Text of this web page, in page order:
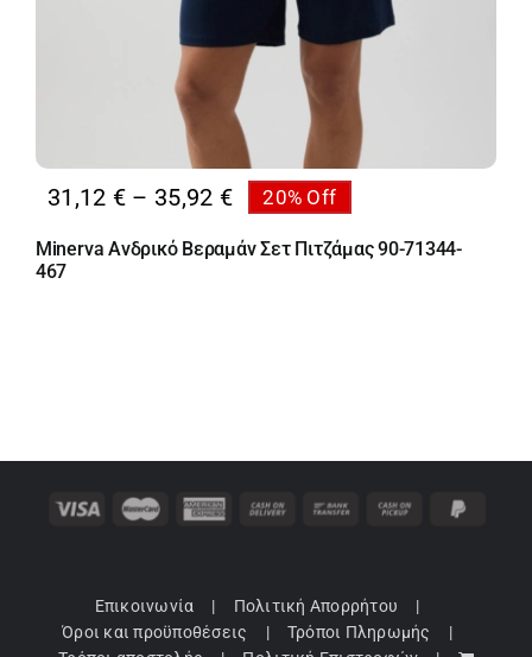
31,12 € – 35,92 €Price
31,12 €
20% Off
Minerva Ανδρικό Βεραμάν Σετ Πιτζάμας 90-71344-
467
Επικοινωνία
Πολιτική Απορρήτου
Όροι και προϋποθέσεις
Τρόποι Πληρωμής